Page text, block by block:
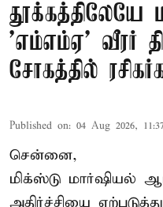
தூக்கத்திலேயே
’எம்எம்ஏ’ வீரர்
சோகத்தில்
Published on: 04 Aug 2026,
சென்னை,
மிக்ஸ்டு மார்ஷியல்
அதிர்ச்சியை